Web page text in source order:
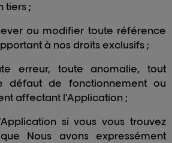
tiers ;
ou modifier toute référence
à nos droits exclusifs ;
erreur, toute anomalie, tout
défaut de fonctionnement ou
affectant l’Application ;
si vous vous trouvez
Nous avons expressément